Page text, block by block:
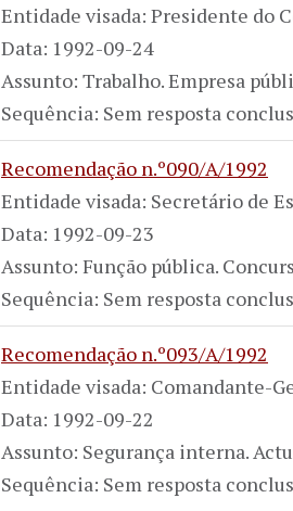
Entidade visada: Presidente do
Data: 1992-09-24
Assunto: Trabalho. Empresa
Sequência: Sem resposta
Recomendação n.º090/A/1992
Entidade visada: Secretário de
Data: 1992-09-23
Assunto: Função pública.
Sequência: Sem resposta
Recomendação n.º093/A/1992
Entidade visada: Comandante-
Data: 1992-09-22
Assunto: Segurança interna.
Sequência: Sem resposta